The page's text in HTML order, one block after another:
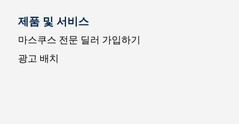
제품 및 서비스
마스쿠스 전문 딜러 가입하기
광고 배치